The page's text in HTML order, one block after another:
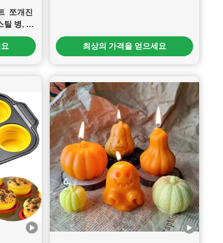
쪼개진
틸 병, 실
환경 휴
최상의 가격을 얻으세요